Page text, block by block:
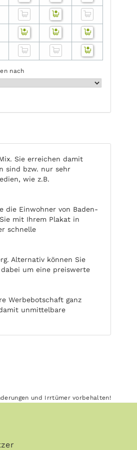
nach
Sie erreichen damit
sind bzw. nur sehr
wie z.B.
die Einwohner von Baden-
mit Ihrem Plakat in
schnelle
Alternativ können Sie
um eine preiswerte
Werbebotschaft ganz
unmittelbare
und Irrtümer vorbehalten!